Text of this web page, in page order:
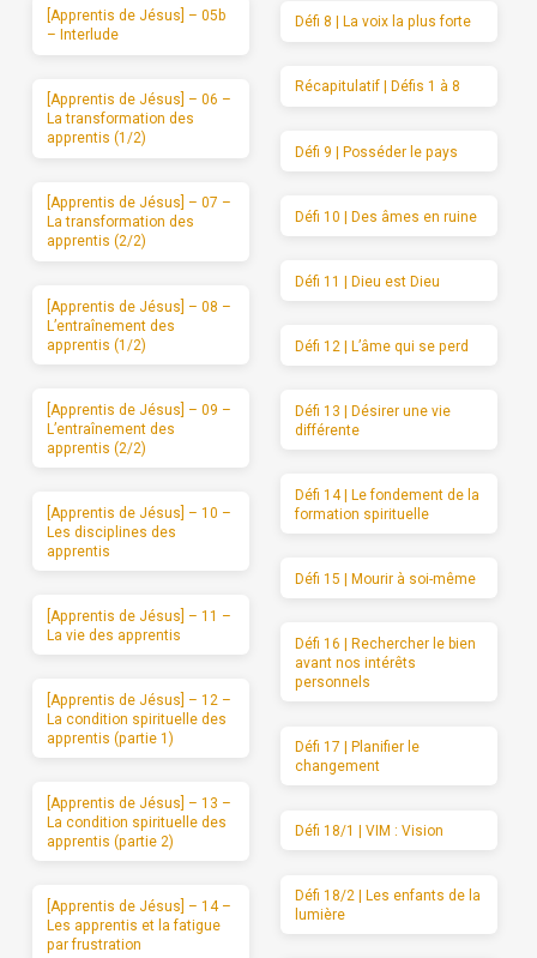
[Apprentis de Jésus] – 05b
– Interlude
[Apprentis de Jésus] – 06 –
La transformation des
apprentis (1/2)
[Apprentis de Jésus] – 07 –
La transformation des
apprentis (2/2)
[Apprentis de Jésus] – 08 –
L’entraînement des
apprentis (1/2)
[Apprentis de Jésus] – 09 –
L’entraînement des
apprentis (2/2)
[Apprentis de Jésus] – 10 –
Les disciplines des
apprentis
[Apprentis de Jésus] – 11 –
La vie des apprentis
[Apprentis de Jésus] – 12 –
La condition spirituelle des
apprentis (partie 1)
[Apprentis de Jésus] – 13 –
La condition spirituelle des
apprentis (partie 2)
[Apprentis de Jésus] – 14 –
Les apprentis et la fatigue
par frustration
Défi 8 | La voix la plus forte
Récapitulatif | Défis 1 à 8
Défi 9 | Posséder le pays
Défi 10 | Des âmes en ruine
Défi 11 | Dieu est Dieu
Défi 12 | L’âme qui se perd
Défi 13 | Désirer une vie
différente
Défi 14 | Le fondement de la
formation spirituelle
Défi 15 | Mourir à soi-même
Défi 16 | Rechercher le bien
avant nos intérêts
personnels
Défi 17 | Planifier le
changement
Défi 18/1 | VIM : Vision
Défi 18/2 | Les enfants de la
lumière